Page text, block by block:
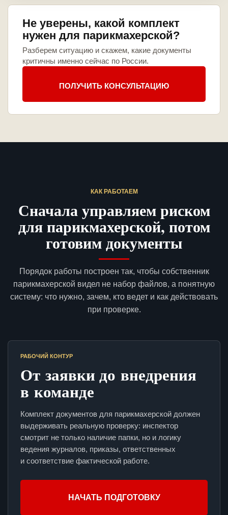
Не уверены, какой комплект
нужен для парикмахерской?
Разберем ситуацию и скажем, какие документы
критичны именно сейчас по России.
ПОЛУЧИТЬ КОНСУЛЬТАЦИЮ
КАК РАБОТАЕМ
Сначала управляем риском
для парикмахерской, потом
готовим документы
Порядок работы построен так, чтобы собственник
парикмахерской видел не набор файлов, а понятную
систему: что нужно, зачем, кто ведет и как действовать
при проверке.
РАБОЧИЙ КОНТУР
От заявки до внедрения
в команде
Комплект документов для парикмахерской должен
выдерживать реальную проверку: инспектор
смотрит не только наличие папки, но и логику
ведения журналов, приказы, ответственных
и соответствие фактической работе.
НАЧАТЬ ПОДГОТОВКУ